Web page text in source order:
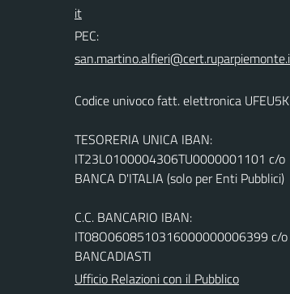
PEC:
Codice univoco fatt. elettronica UFEU5K
TESORERIA UNICA IBAN:
IT23L0100004306TU0000001101 c/o
BANCA D'ITALIA (solo per Enti Pubblici)
C.C. BANCARIO IBAN:
IT08O0608510316000000006399 c/o
BANCADIASTI
Ufficio Relazioni con il Pubblico